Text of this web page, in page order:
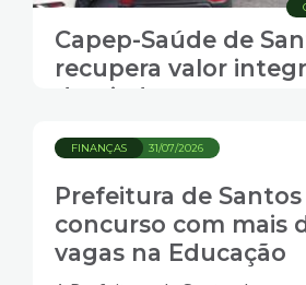
Capep-Saúde de
recupera valor
desviado em ataque
31/07/2026
FINANÇAS
Prefeitura de
concurso com mais
vagas na Educação